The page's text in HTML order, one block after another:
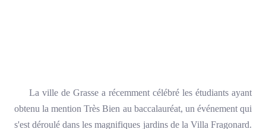
La ville de Grasse a récemment célébré les étudiants ayant
obtenu la mention Très Bien au baccalauréat, un événement qui
s'est déroulé dans les magnifiques jardins de la Villa Fragonard.